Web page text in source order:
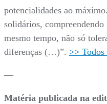
potencialidades ao
solidários,
mesmo tempo, não só
diferenças (…)”. >>
—
Matéria publicada na